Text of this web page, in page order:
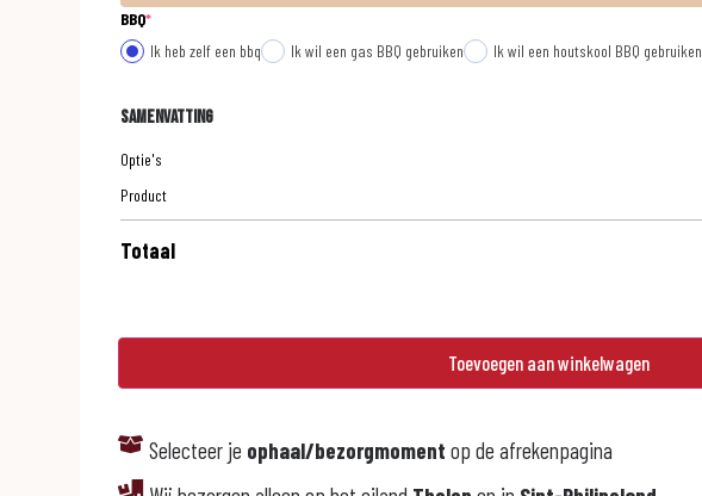
BBQ*
Ik heb zelf een bbq
Ik wil een gas BBQ gebruiken Ik wil een houtskool BBQ gebruiken
Samenvatting
Optie's
Product
Totaal
Toevoegen aan winkelwagen
Selecteer je ophaal/bezorgmoment op de afrekenpagina